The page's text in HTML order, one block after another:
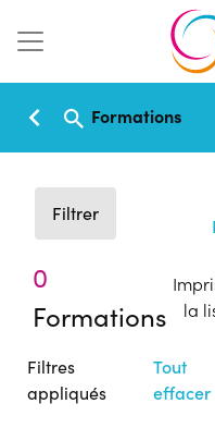
Formations
Filtrer
0
Formations
la
Filtres
appliqués
Tout
effacer